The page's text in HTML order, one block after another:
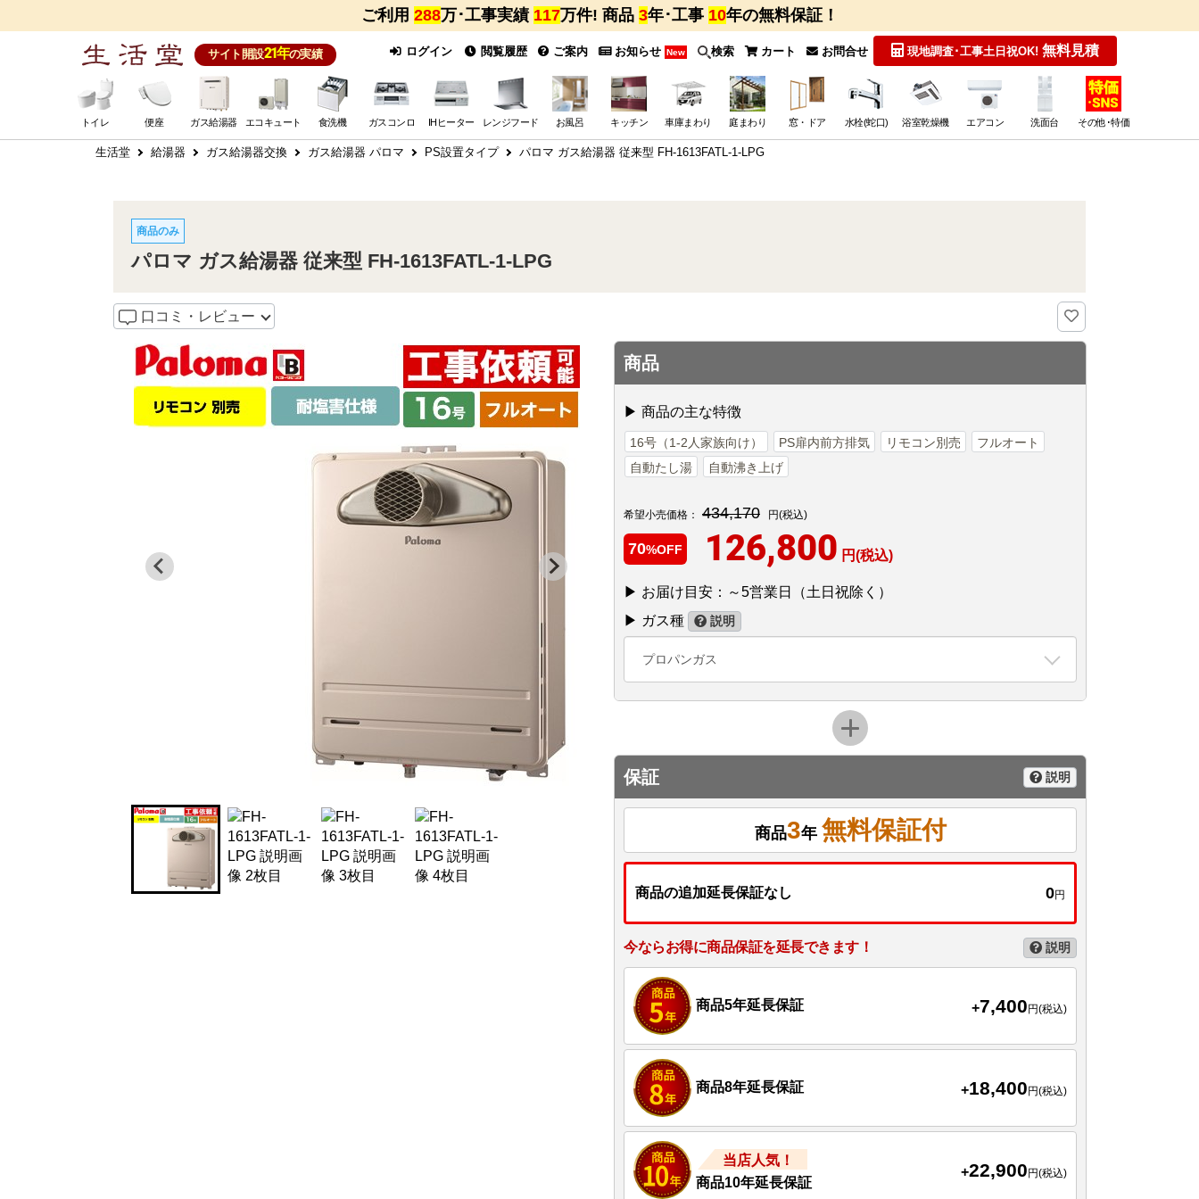
ご利用 288万･工事実績 117万件! 商品 3年･工事 10年の無料保証！
サイト開設21年の実績 ログイン 閲覧履歴 ご案内 お知らせ New 検索 カート お問合せ 現地調査･工事土日祝OK! 無料見積
トイレ 便座 ガス給湯器 エコキュート 食洗機 ガスコンロ IHヒーター レンジフード お風呂 キッチン 車庫まわり 庭まわり 窓・ドア 水栓(蛇口) 浴室乾燥機 エアコン 洗面台 その他･特価
生活堂 給湯器 ガス給湯器交換 ガス給湯器 パロマ PS設置タイプ パロマ ガス給湯器 従来型 FH-1613FATL-1-LPG
商品のみ
パロマ ガス給湯器 従来型 FH-1613FATL-1-LPG
口コミ・レビュー
商品
▶ 商品の主な特徴
16号（1-2人家族向け） PS扉内前方排気 リモコン別売
フルオート
自動たし湯
自動沸き上げ
希望小売価格： 434,170 円(税込)
70%OFF 126,800 円(税込)
▶ お届け目安：～5営業日（土日祝除く）
▶ ガス種
説明
プロパンガス
保証 説明
商品3年 無料保証付
商品の追加延長保証なし 0円
今ならお得に商品保証を延長できます！ 説明
商品5年延長保証 +7,400 円(税込)
商品8年延長保証 +18,400 円(税込)
当店人気！
商品10年延長保証
+22,900 円(税込)